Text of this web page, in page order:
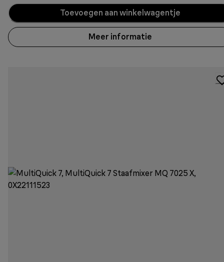
Toevoegen aan winkelwagentje
Meer informatie